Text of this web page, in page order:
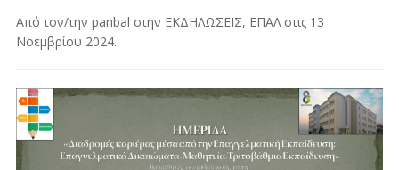
Από τον/την panbal στην ΕΚΔΗΛΩΣΕΙΣ, ΕΠΑΛστις 13
Νοεμβρίου 2024.